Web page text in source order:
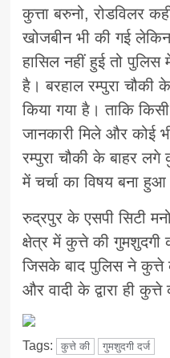
कुत्ता बरुनो, रोडविलर
खोजबीन भी की गई
हासिल नहीं हुई तो
है। बरहाल रम्पुरा चौकी
किया गया है। ताकि
जानकारी मिले और कोई
रम्पुरा चौकी के बाहर लगे
में चर्चा का विषय बना हुआ
रुद्रपुर के एसपी सिटी
क्षेत्र में कुत्ते की
जिसके बाद पुलिस ने कुत्ते
और वादी के द्वारा ही
Tags: कुत्ते की गुमशुदगी दर्ज